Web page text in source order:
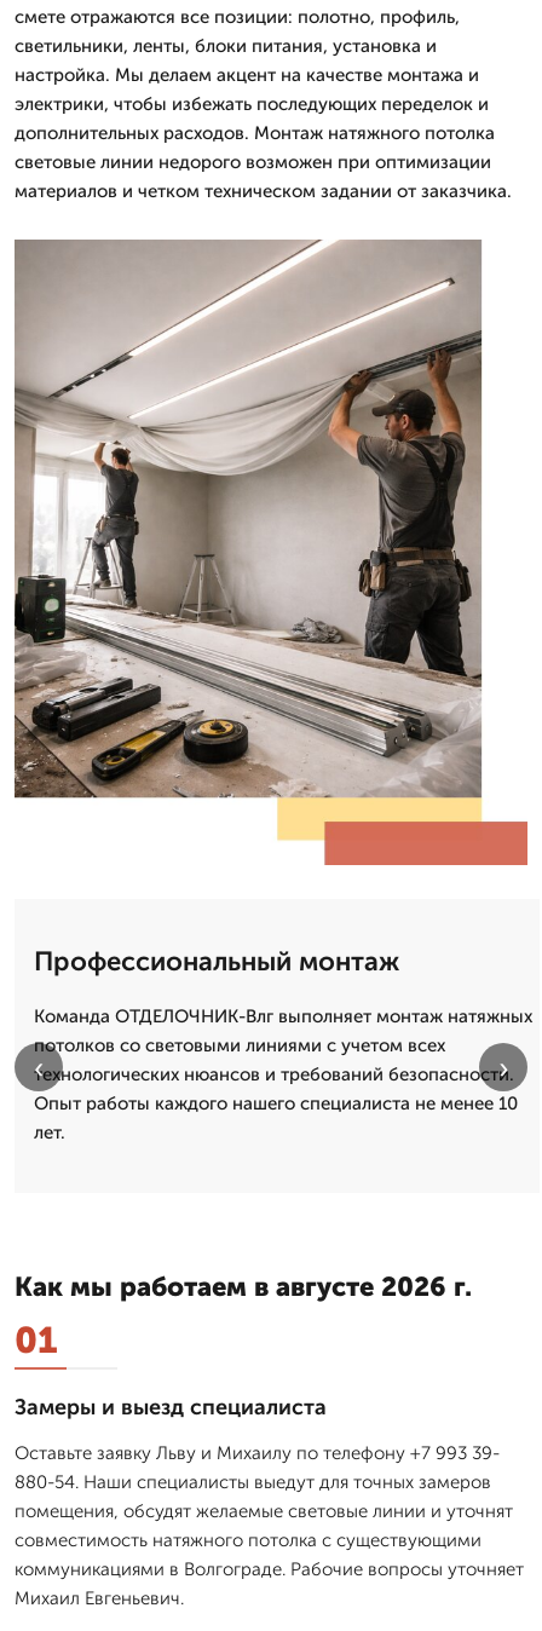
смете отражаются все позиции: полотно, профиль,
светильники, ленты, блоки питания, установка и
настройка. Мы делаем акцент на качестве монтажа и
электрики, чтобы избежать последующих переделок и
дополнительных расходов. Монтаж натяжного потолка
световые линии недорого возможен при оптимизации
материалов и четком техническом задании от заказчика.
Профессиональный монтаж
Команда ОТДЕЛОЧНИК-Влг выполняет монтаж натяжных
потолков со световыми линиями с учетом всех
технологических нюансов и требований безопасности.
Опыт работы каждого нашего специалиста не менее 10
лет.
‹ ›
Как мы работаем в августе 2026 г.
01
Замеры и выезд специалиста
Оставьте заявку Льву и Михаилу по телефону +7 993 39-
880-54. Наши специалисты выедут для точных замеров
помещения, обсудят желаемые световые линии и уточнят
совместимость натяжного потолка с существующими
коммуникациями в Волгограде. Рабочие вопросы уточняет
Михаил Евгеньевич.